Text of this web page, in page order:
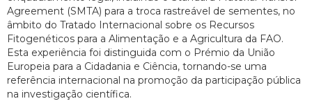
Agreement (SMTA) para a troca rastreável de sementes, no
âmbito do Tratado Internacional sobre os Recursos
Fitogenéticos para a Alimentação e a Agricultura da FAO.
Esta experiência foi distinguida com o Prémio da União
Europeia para a Cidadania e Ciência, tornando-se uma
referência internacional na promoção da participação pública
na investigação científica.